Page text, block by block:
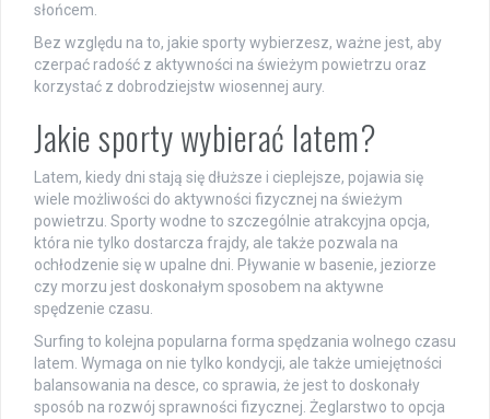
słońcem.
Bez względu na to, jakie sporty wybierzesz, ważne jest, aby
czerpać radość z aktywności na świeżym powietrzu oraz
korzystać z dobrodziejstw wiosennej aury.
Jakie sporty wybierać latem?
Latem, kiedy dni stają się dłuższe i cieplejsze, pojawia się
wiele możliwości do aktywności fizycznej na świeżym
powietrzu. Sporty wodne to szczególnie atrakcyjna opcja,
która nie tylko dostarcza frajdy, ale także pozwala na
ochłodzenie się w upalne dni. Pływanie w basenie, jeziorze
czy morzu jest doskonałym sposobem na aktywne
spędzenie czasu.
Surfing to kolejna popularna forma spędzania wolnego czasu
latem. Wymaga on nie tylko kondycji, ale także umiejętności
balansowania na desce, co sprawia, że jest to doskonały
sposób na rozwój sprawności fizycznej. Żeglarstwo to opcja